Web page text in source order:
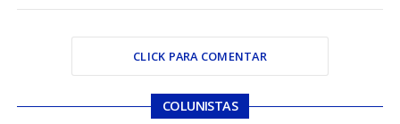
CLICK PARA COMENTAR
COLUNISTAS